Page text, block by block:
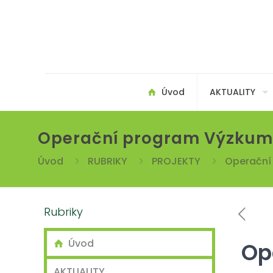
Úvod AKTUALITY
Operační program
Úvod RUBRIKY PROJEKTY
Rubriky
Úvod